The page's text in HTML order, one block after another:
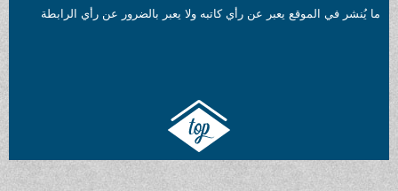
ما يُنشر في الموقع يعبر عن رأي كاتبه ولا يعبر بالضرور عن رأي الرابطة